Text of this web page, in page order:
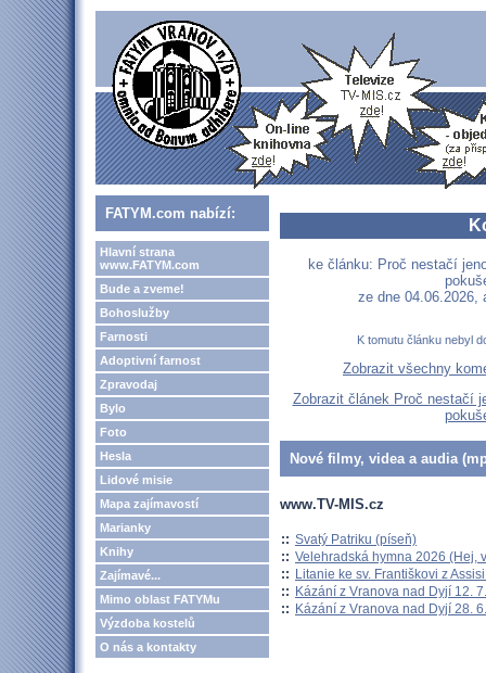
FATYM.com nabízí:
Hlavní strana
www.FATYM.com
Bude a zveme!
Bohoslužby
Farnosti
Adoptivní farnost
Zpravodaj
Bylo
Foto
Hesla
Lidové misie
Mapa zajímavostí
Marianky
Knihy
Zajímavé...
Mimo oblast FATYMu
Výzdoba kostelů
O nás a kontakty
ke článku: Proč nestačí
ze dne 04.06.2026,
K tomutu článku nebyl
Zobrazit všechny
Zobrazit článek Proč nestačí
Nové filmy, videa a audia
www.TV-MIS.cz
:: Svatý Patriku (píseň)
:: Velehradská hymna 2026 (Hej,
:: Litanie ke sv. Františkovi z
:: Kázání z Vranova nad Dyjí 12.
:: Kázání z Vranova nad Dyjí 28.